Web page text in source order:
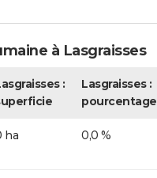
à Lasgraisses
:
Lasgraisses :
pourcentage
ha 0,0 %